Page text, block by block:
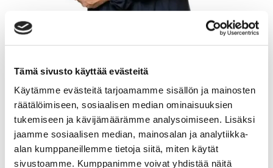
Tämä sivusto käyttää evästeitä
Käytämme evästeitä tarjoamamme sisällön ja mainosten
räätälöimiseen, sosiaalisen median ominaisuuksien
tukemiseen ja kävijämäärämme analysoimiseen. Lisäksi
jaamme sosiaalisen median, mainosalan ja analytiikka-
alan kumppaneillemme tietoja siitä, miten käytät
sivustoamme. Kumppanimme voivat yhdistää näitä
TIINA GLAD
Kiinteistönvälittäjä LKV, KiLAT
Sp-Koti Jämsä Kipinä | Kiinteistönvälitys Tanja
Heinonen Oy LKV, 2821540-9